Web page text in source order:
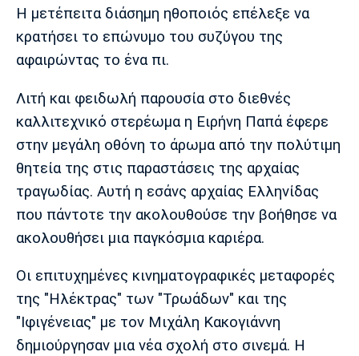
Μπορούσια
Ντόρτμουντ
Παρί Σεν
Ζερμέν
Μαρσέιγ
Μονακό
Ερυθρός
Αστέρας
Τότεναμ
Πόρτο Μπενφίκα
Η μετέπειτα διάσημη ηθοποιός επέλεξε να
κρατήσει το επώνυμο του συζύγου της
αφαιρώντας το ένα πι.
Λιτή και φειδωλή παρουσία στο διεθνές
καλλιτεχνικό στερέωμα η Ειρήνη Παπά έφερε
στην μεγάλη οθόνη το άρωμα από την πολύτιμη
θητεία της στις παραστάσεις της αρχαίας
τραγωδίας. Αυτή η εσάνς αρχαίας Ελληνίδας
που πάντοτε την ακολουθούσε την βοήθησε να
ακολουθήσει μια παγκόσμια καριέρα.
Οι επιτυχημένες κινηματογραφικές μεταφορές
της "Ηλέκτρας" των "Τρωάδων" και της
"Ιφιγένειας" με τον Μιχάλη Κακογιάννη
δημιούργησαν μια νέα σχολή στο σινεμά. Η